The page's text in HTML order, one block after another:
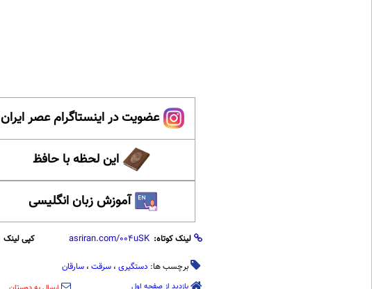
عضویت در اینستاگرام عصر ایران
این لحظه با حافظ
آموزش زبان انگلیسی
لینک کوتاه: کپی لینک
برچسب ها: دستگیری ، سرقت ، سارقان
بازدید از صفحه اول